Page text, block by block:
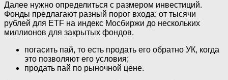
Далее нужно определиться с размером инвестиций.
Фонды предлагают разный порог входа: от тысячи
рублей для ETF на индекс Мосбиржи до нескольких
миллионов для закрытых фондов.
погасить пай, то есть продать его обратно УК, когда
это позволяют его условия;
продать пай по рыночной цене.